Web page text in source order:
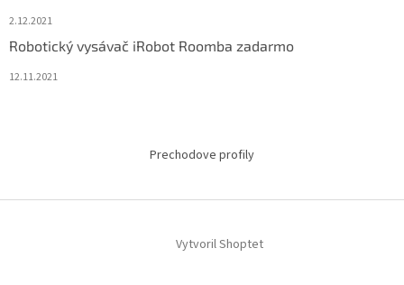
2.12.2021
Robotický vysávač iRobot Roomba zadarmo
12.11.2021
Prechodove profily
Vytvoril Shoptet